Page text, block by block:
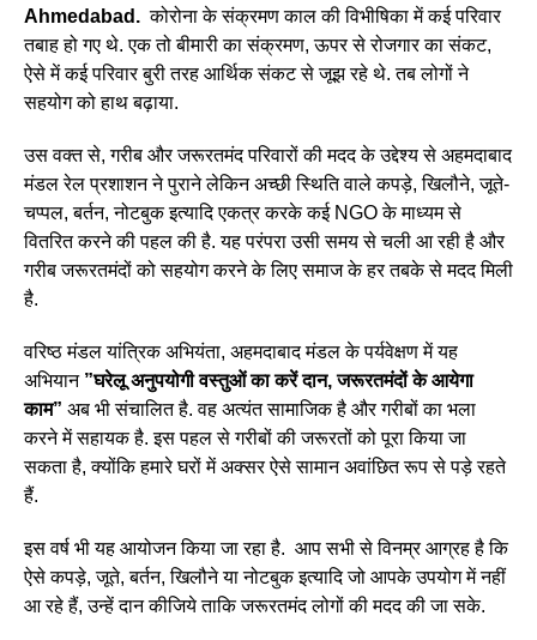
Ahmedabad. कोरोना के संक्रमण काल की विभीषिका में कई परिवार
तबाह हो गए थे. एक तो बीमारी का संक्रमण, ऊपर से रोजगार का संकट,
ऐसे में कई परिवार बुरी तरह आर्थिक संकट से जूझ रहे थे. तब लोगों ने
सहयोग को हाथ बढ़ाया.
उस वक्त से, गरीब और जरूरतमंद परिवारों की मदद के उद्देश्य से अहमदाबाद
मंडल रेल प्रशाशन ने पुराने लेकिन अच्छी स्थिति वाले कपड़े, खिलौने, जूते-
चप्पल, बर्तन, नोटबुक इत्यादि एकत्र करके कई NGO के माध्यम से
वितरित करने की पहल की है. यह परंपरा उसी समय से चली आ रही है और
गरीब जरूरतमंदों को सहयोग करने के लिए समाज के हर तबके से मदद मिली
है.
वरिष्ठ मंडल यांत्रिक अभियंता, अहमदाबाद मंडल के पर्यवेक्षण में यह
अभियान”घरेलू अनुपयोगी वस्तुओं का करें दान, जरूरतमंदों के आयेगा
काम” अब भी संचालित है. वह अत्यंत सामाजिक है और गरीबों का भला
करने में सहायक है. इस पहल से गरीबों की जरूरतों को पूरा किया जा
सकता है, क्योंकि हमारे घरों में अक्सर ऐसे सामान अवांछित रूप से पड़े रहते
हैं.
इस वर्ष भी यह आयोजन किया जा रहा है. आप सभी से विनम्र आग्रह है कि
ऐसे कपड़े, जूते, बर्तन, खिलौने या नोटबुक इत्यादि जो आपके उपयोग में नहीं
आ रहे हैं, उन्हें दान कीजिये ताकि जरूरतमंद लोगों की मदद की जा सके.